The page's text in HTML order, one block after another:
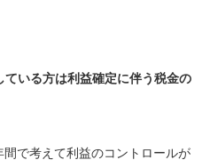
ている方は利益確定に伴う税金の
で考えて利益のコントロールが